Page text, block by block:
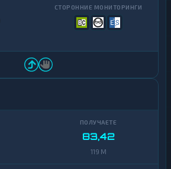
83,42
119 M